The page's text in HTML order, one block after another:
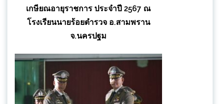
เกษียณอายุราชการ ประจำปี 2567 ณ
โรงเรียนนายร้อยตำรวจ อ.สามพราน
จ.นครปฐม